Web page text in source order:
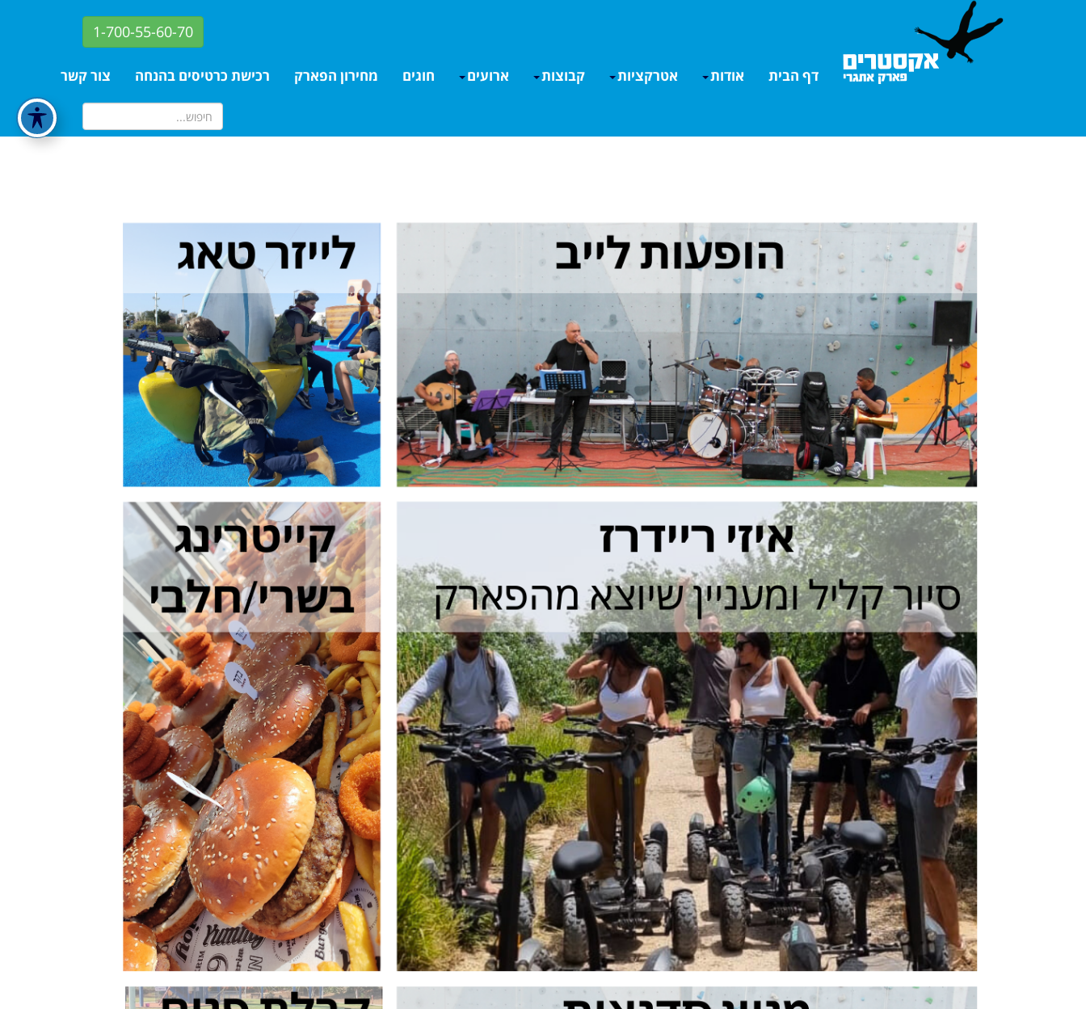
1-700-55-60-70
דף הבית אודות אטרקציות קבוצות ארועים חוגים מחירון הפארק רכישת כרטיסים בהנחה צור קשר